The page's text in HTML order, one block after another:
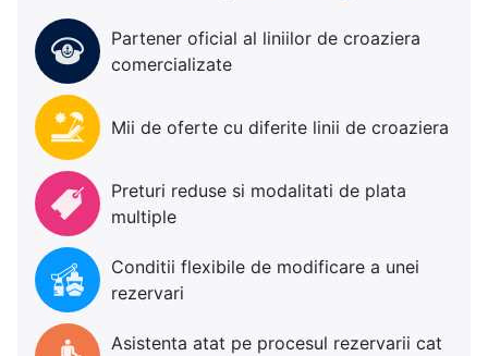
Partener oficial al liniilor de croaziera
comercializate
Mii de oferte cu diferite linii de croaziera
Preturi reduse si modalitati de plata
multiple
Conditii flexibile de modificare a unei
rezervari
Asistenta atat pe procesul rezervarii cat